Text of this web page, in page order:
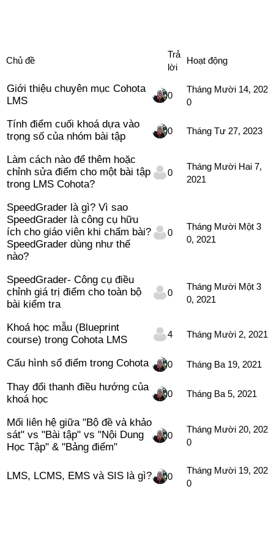
Chủ đề
Trả
lời
Hoạt động
Giới thiệu chuyên mục Cohota
LMS
0
Tháng Mười 14, 202
0
Tính điểm cuối khoá dựa vào
trọng số của nhóm bài tập
0 Tháng Tư 27, 2023
Làm cách nào để thêm hoặc
chỉnh sửa điểm cho một bài tập
trong LMS Cohota?
0
Tháng Mười Hai 7,
2021
SpeedGrader là gì? Vì sao
SpeedGrader là công cụ hữu
ích cho giáo viên khi chấm bài?
SpeedGrader dùng như thế
nào?
0
Tháng Mười Một 3
0, 2021
SpeedGrader- Công cụ điều
chỉnh giá trị điểm cho toàn bộ
bài kiểm tra
0
Tháng Mười Một 3
0, 2021
Khoá học mẫu (Blueprint
course) trong Cohota LMS
4 Tháng Mười 2, 2021
Cấu hình sổ điểm trong Cohota 0 Tháng Ba 19, 2021
Thay đổi thanh điều hướng của
khoá học
0 Tháng Ba 5, 2021
Mối liên hệ giữa "Bộ đề và khảo
sát" vs "Bài tập" vs "Nội Dung
Học Tập" & "Bảng điểm"
0
Tháng Mười 20, 202
0
LMS, LCMS, EMS và SIS là gì? 0
Tháng Mười 19, 202
0